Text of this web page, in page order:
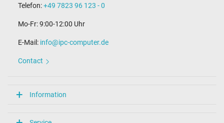
Telefon:+49 7823 96 123 - 0
Mo-Fr: 9:00-12:00 Uhr
E-Mail: info@ipc-computer.de
Contact
Information